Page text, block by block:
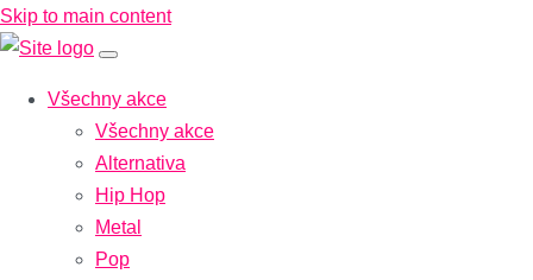
Skip to main content
Všechny akce
Všechny akce
Alternativa
Hip Hop
Metal
Pop